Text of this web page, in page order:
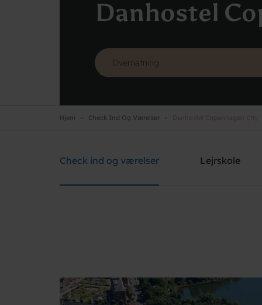
Danhostel
Danhostel Copenhagen City
Hjem Check Ind Og Værelser
Check ind og værelser Lejrskole